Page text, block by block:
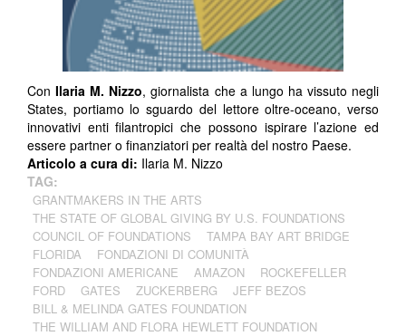
ConIlaria M. Nizzo, giornalista che a lungo ha vissuto negli
States, portiamo lo sguardo del lettore oltre-oceano, verso
innovativi enti filantropici che possono ispirare l’azione ed
essere partner o finanziatori per realtà del nostro Paese.
Articolo a cura di: Ilaria M. Nizzo
TAG:
GRANTMAKERS IN THE ARTS
THE STATE OF GLOBAL GIVING BY U.S. FOUNDATIONS
COUNCIL OF FOUNDATIONS
TAMPA BAY ART BRIDGE
FLORIDA
FONDAZIONI DI COMUNITÀ
FONDAZIONI AMERICANE
AMAZON
ROCKEFELLER
FORD
GATES ZUCKERBERG
JEFF BEZOS
BILL & MELINDA GATES FOUNDATION
THE WILLIAM AND FLORA HEWLETT FOUNDATION